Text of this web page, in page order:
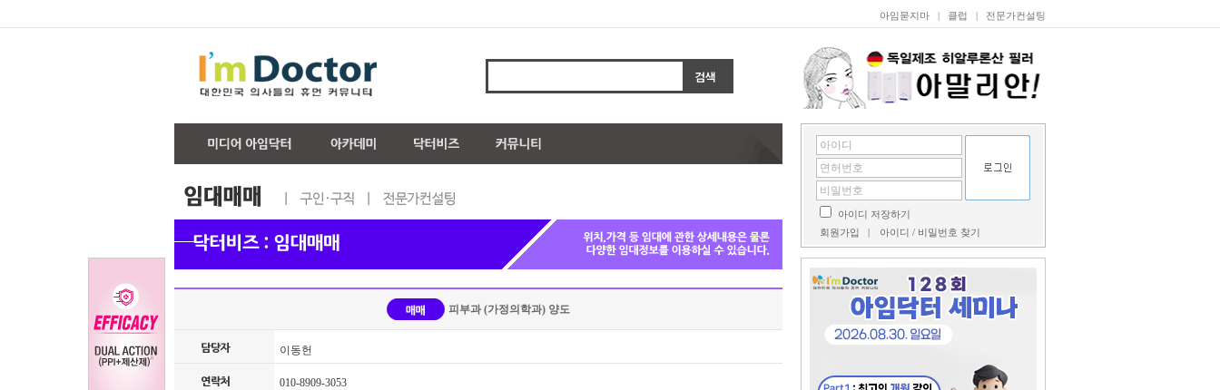
아임묻지마 | 클럽 | 전문가컨설팅
아이디 저장하기
회원가입 | 아이디 / 비밀번호 찾기
피부과 (가정의학과) 양도
이동헌
010-8909-3053